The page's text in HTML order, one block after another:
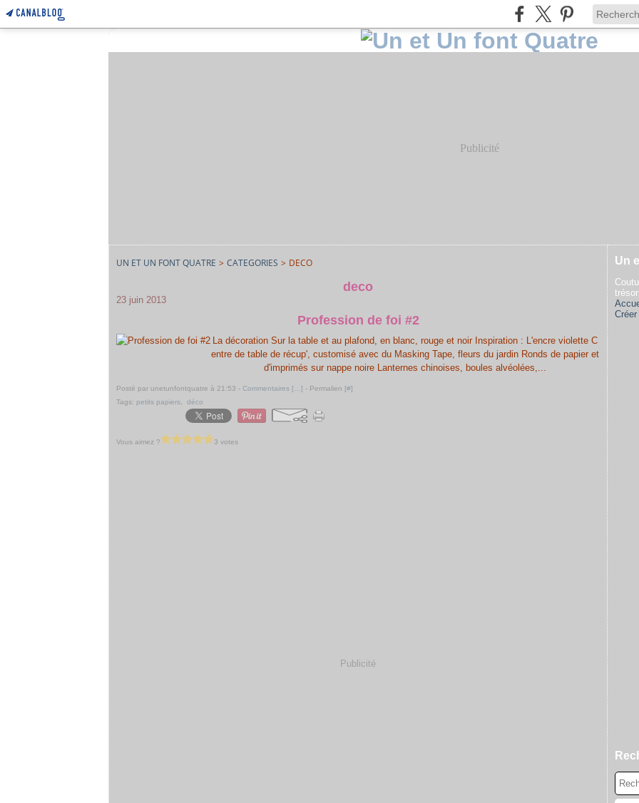
Publicité
UN ET UN FONT QUATRE > CATEGORIES > DECO
deco
23 juin 2013
Profession de foi #2
La décoration Sur la table et au plafond, en blanc, rouge et noir Inspiration : L'encre violette C
entre de table de récup', customisé avec du Masking Tape, fleurs du jardin Ronds de papier et
d'imprimés sur nappe noire Lanternes chinoises, boules alvéolées,...
Posté par unetunfontquatre à 21:53 - Commentaires [ ] - Permalien [#]
Tags: petits papiers déco
Vous aimez ? 3 votes
Publicité
Un